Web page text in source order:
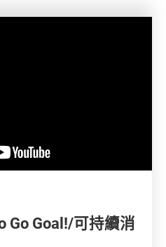
Go Goal!/可持續消